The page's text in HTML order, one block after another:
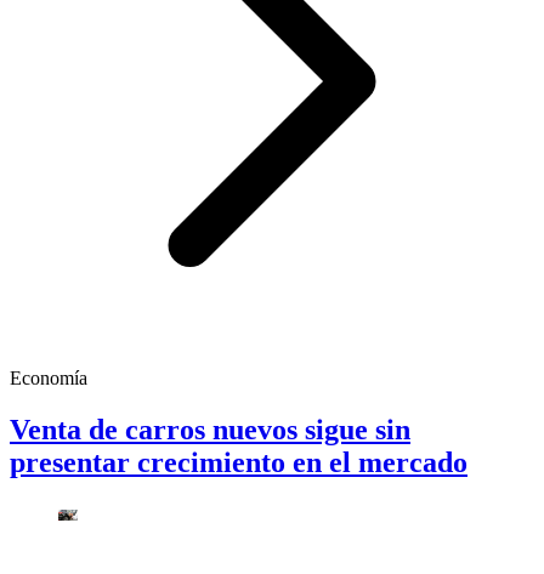
Economía
Venta de carros nuevos sigue sin
presentar crecimiento en el mercado